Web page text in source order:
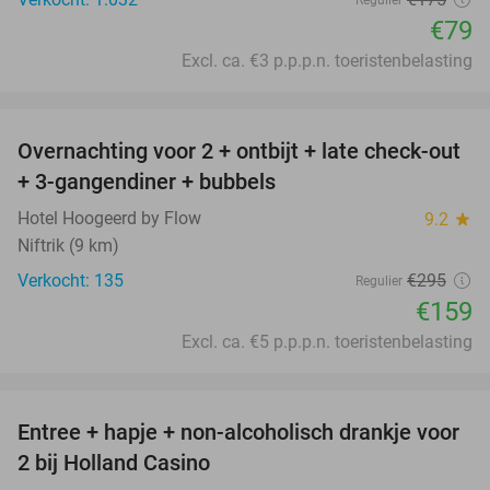
€79
Excl. ca. €3 p.p.p.n. toeristenbelasting
46%
Overnachting voor 2 + ontbijt + late check-out
+ 3-gangendiner + bubbels
Hotel Hoogeerd by Flow 9.2 star
Niftrik (9 km)
Verkocht: 135
Regulier €295
€159
Excl. ca. €5 p.p.p.n. toeristenbelasting
52%
Entree + hapje + non-alcoholisch drankje voor
2 bij Holland Casino